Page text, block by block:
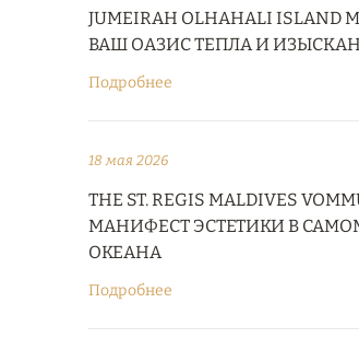
JUMEIRAH OLHAHALI ISLAND
ВАШ ОАЗИС ТЕПЛА И
Подробнее
18 мая 2026
THE ST. REGIS MALDIVES
МАНИФЕСТ ЭСТЕТИКИ В
ОКЕАНА
Подробнее